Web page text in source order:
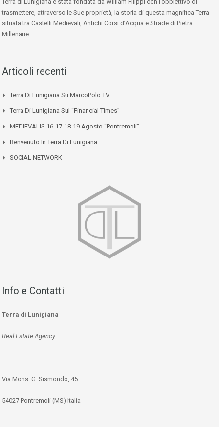
Terra di Lunigiana è stata fondata da William Filippi con l’obbiettivo di
trasmettere, attraverso le Sue proprietà, la storia di questa magnifica Terra
situata tra Castelli Medievali, Antichi Corsi d’Acqua e Strade di Pietra
Millenarie.
Articoli recenti
Terra Di Lunigiana Su MarcoPolo TV
Terra Di Lunigiana Sul “Financial Times”
MEDIEVALIS 16-17-18-19 Agosto “Pontremoli”
Benvenuto In Terra Di Lunigiana
SOCIAL NETWORK
Info e Contatti
Terra di Lunigiana
Real Estate Agency
Via Mons. G. Sismondo, 45
54027 Pontremoli (MS) Italia